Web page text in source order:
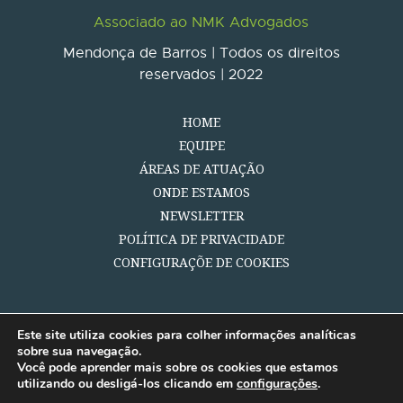
Associado ao NMK Advogados
Mendonça de Barros | Todos os direitos
reservados | 2022
HOME
EQUIPE
ÁREAS DE ATUAÇÃO
ONDE ESTAMOS
NEWSLETTER
POLÍTICA DE PRIVACIDADE
CONFIGURAÇÕE DE COOKIES
Este site utiliza cookies para colher informações analíticas
sobre sua navegação.
Você pode aprender mais sobre os cookies que estamos
utilizando ou desligá-los clicando em configurações.